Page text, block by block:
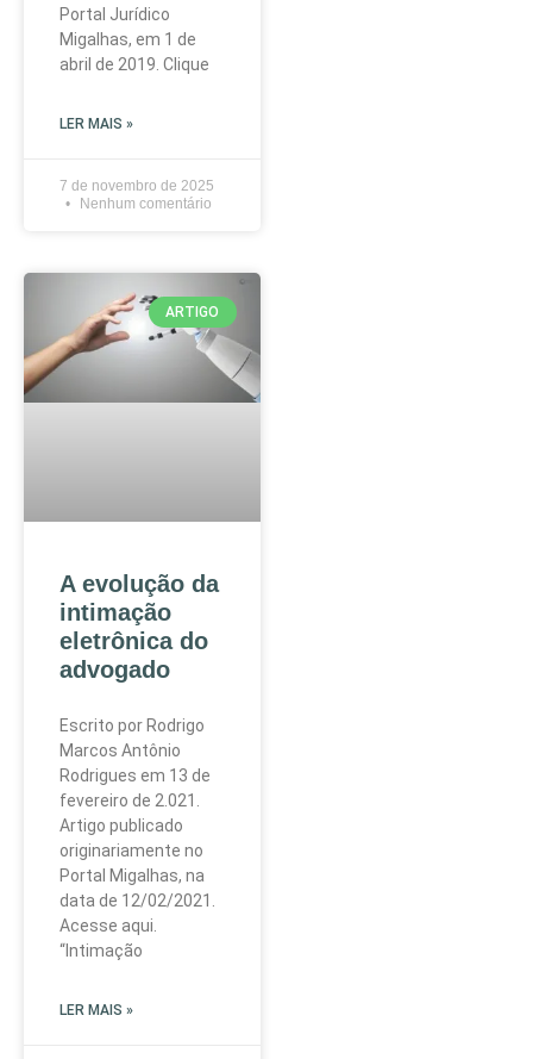
Portal Jurídico
Migalhas, em 1 de
abril de 2019. Clique
LER MAIS »
7 de novembro de 2025
Nenhum comentário
ARTIGO
A evolução da
intimação
eletrônica do
advogado
Escrito por Rodrigo
Marcos Antônio
Rodrigues em 13 de
fevereiro de 2.021.
Artigo publicado
originariamente no
Portal Migalhas, na
data de 12/02/2021.
Acesse aqui.
“Intimação
LER MAIS »